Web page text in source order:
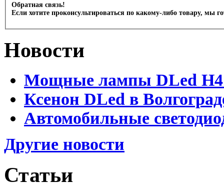
Обратная связь!
Если хотите проконсультироваться по какому-либо товару, мы
Новости
Мощные лампы DLed H4
Ксенон DLed в
Автомобильные
Другие новости
Статьи